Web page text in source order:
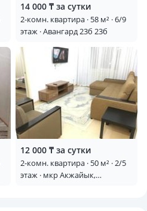
14 000 ₸ за сутки
2-комн. квартира · 58 м² · 6/9
этаж · Авангард 23б 23б
12 000 ₸ за сутки
2-комн. квартира · 50 м² · 2/5
этаж · мкр Акжайык,